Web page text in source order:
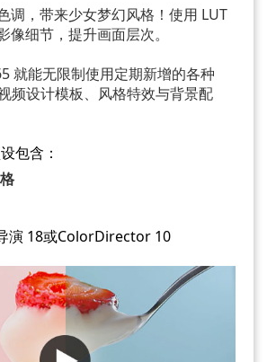
调，带来少女梦幻风格！使用 LUT
像细节，提升画面层次。
就能无限制使用定期新增的各种
频设计模板、风格特效与背景配
包含：
演 18或ColorDirector 10